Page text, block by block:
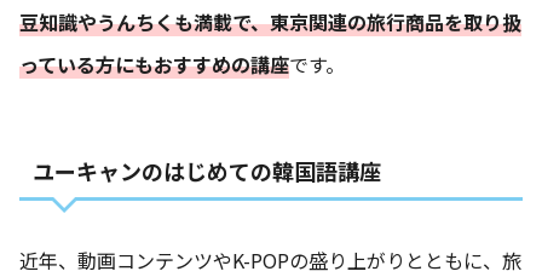
豆知識やうんちくも満載で、東京関連の旅行商品を取り扱
っている方にもおすすめの講座です。
ユーキャンのはじめての韓国語講座
近年、動画コンテンツやK-POPの盛り上がりとともに、旅